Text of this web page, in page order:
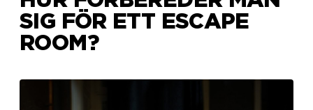
SIG FÖR ETT ESCAPE
ROOM?